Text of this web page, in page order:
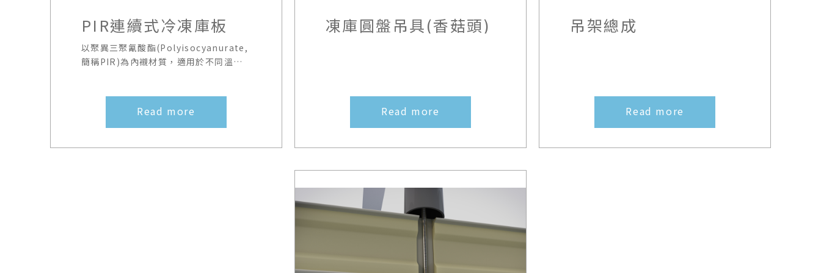
PIR連續式冷凍庫板
以聚異三聚氰酸酯(Polyisocyanurate,
簡稱PIR)為內襯材質，適用於不同溫層
Read more
凍庫圓盤吊具(香菇頭)
Read more
吊架總成
Read more